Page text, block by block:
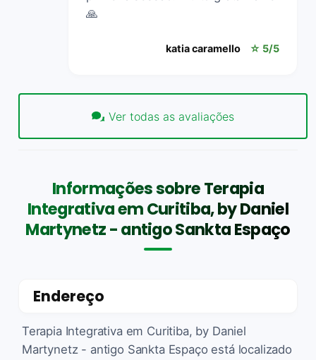
🙏
katia caramello ☆ 5/5
Ver todas as avaliações
Informações sobre Terapia
Integrativa em Curitiba, by Daniel
Martynetz - antigo Sankta Espaço
Endereço
Terapia Integrativa em Curitiba, by Daniel
Martynetz - antigo Sankta Espaço está localizado